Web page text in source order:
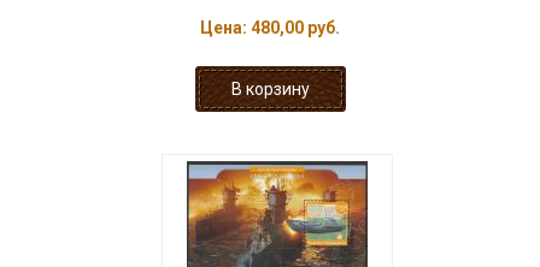
Цена: 480,00 руб.